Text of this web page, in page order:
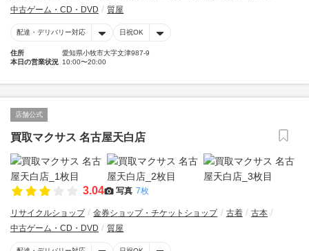
中古ゲーム・CD・DVD
質屋
配達・デリバリー対応 日祝OK
住所
愛知県小牧市大字文津987-9
本日の営業状況 10:00〜20:00
店舗公式
買取マクサス 名古屋天白店
3.04 写真 7枚
リサイクルショップ 金券ショップ・チケットショップ 古着
古本
中古ゲーム・CD・DVD
質屋